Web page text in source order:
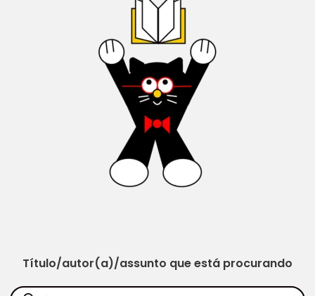
Título/autor(a)/assunto que está procurando